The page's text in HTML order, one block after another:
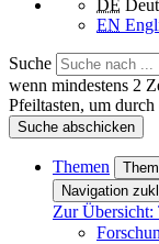
DE
EN
Suche
wenn mindestens 2
Pfeiltasten, um
Suche abschicken
Themen
Navigation
Zur Übersicht: